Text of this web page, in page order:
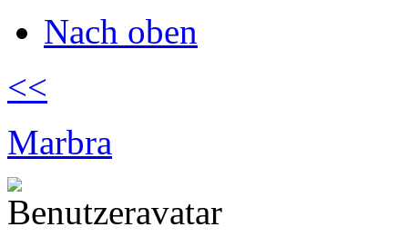
Nach oben
<<
Marbra